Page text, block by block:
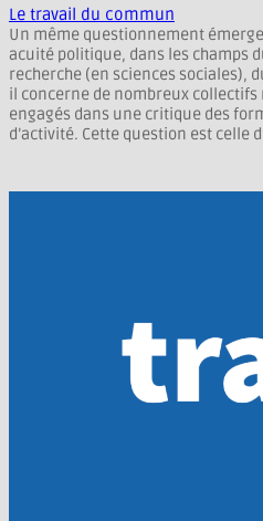
Le travail du commun
Un même questionnement
acuité politique, dans les champs
recherche (en sciences sociales),
il concerne de nombreux
engagés dans une critique des
d’activité. Cette question est celle